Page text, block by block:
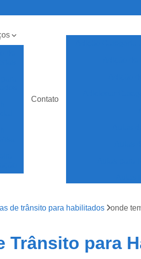
Contato
Auto
Cnh
de trânsito para habilitados onde
Trânsito para